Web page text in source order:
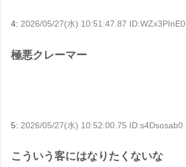
4:2026/05/27(水) 10:51:47.87 ID:WZx3PInE0
極悪クレーマー
5: 2026/05/27(水) 10:52:00.75 ID:s4Dsosab0
こういう客にはなりたくないな